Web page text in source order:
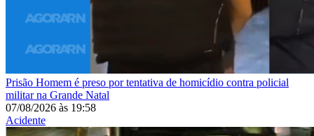
Prisão Homem é preso por tentativa de homicídio contra policial
militar na Grande Natal
07/08/2026 às 19:58
Acidente